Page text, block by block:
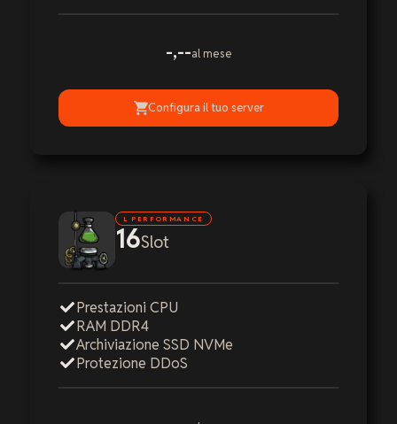
-,--al mese
Configura il tuo server
L PERFORMANCE
16Slot
Prestazioni CPU
RAM DDR4
Archiviazione SSD NVMe
Protezione DDoS